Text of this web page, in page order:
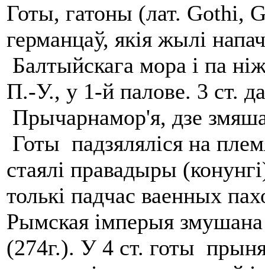
Готы, гатоны (лат. Gothi,
германцаў, якія жылі
Балтыйскага мора і па
П.-У., у 1-й палове. 3 ст.
Прычарнамор'я, дзе
Готы падзяляліся на
стаялі правадыры
толькі падчас ваенных
Рымская імперыя
(274г.). У 4 ст. готы